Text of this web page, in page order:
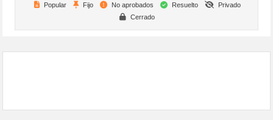
Popular
Fijo No aprobados Resuelto
Privado
Cerrado